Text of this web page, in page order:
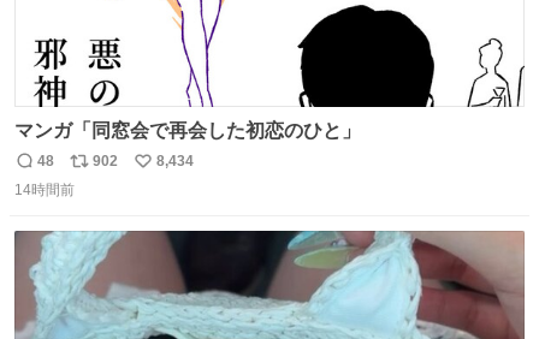
マンガ「同窓会で再会した初恋のひと」
返
信
48
リ
ポ
ト
数
902
い
8,434
14時間前